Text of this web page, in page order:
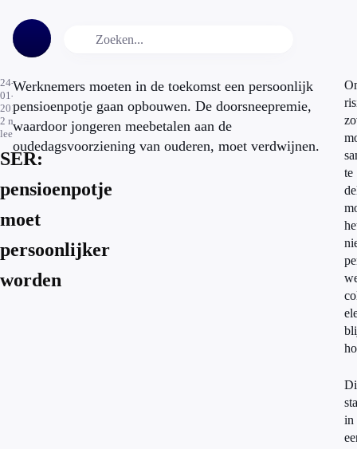
24-
01-
2015
2 min.
leestijd
SER:
pensioenpotje
moet
persoonlijker
worden
Werknemers moeten in de toekomst een persoonlijk
pensioenpotje gaan opbouwen. De doorsneepremie,
waardoor jongeren meebetalen aan de
oudedagsvoorziening van ouderen, moet verdwijnen.
te
in